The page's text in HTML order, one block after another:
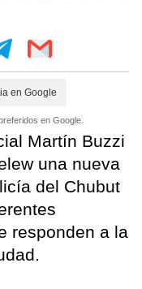
en Google
en Google.
Martín Buzzi
una nueva
del Chubut
responden a la